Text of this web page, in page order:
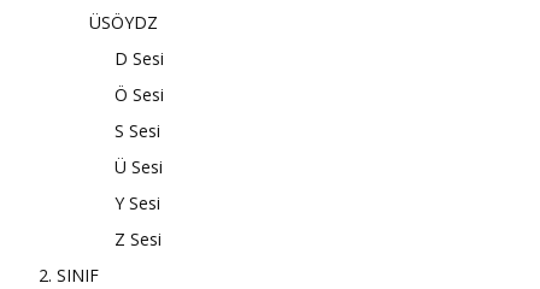
ÜSÖYDZ
D Sesi
Ö Sesi
S Sesi
Ü Sesi
Y Sesi
Z Sesi
2. SINIF